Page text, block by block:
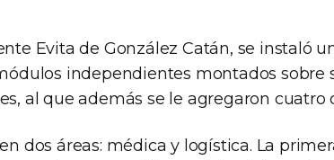
Evita de González Catán, se instaló
independientes montados sobre
al que además se le agregaron cuatro
dos áreas: médica y logística. La